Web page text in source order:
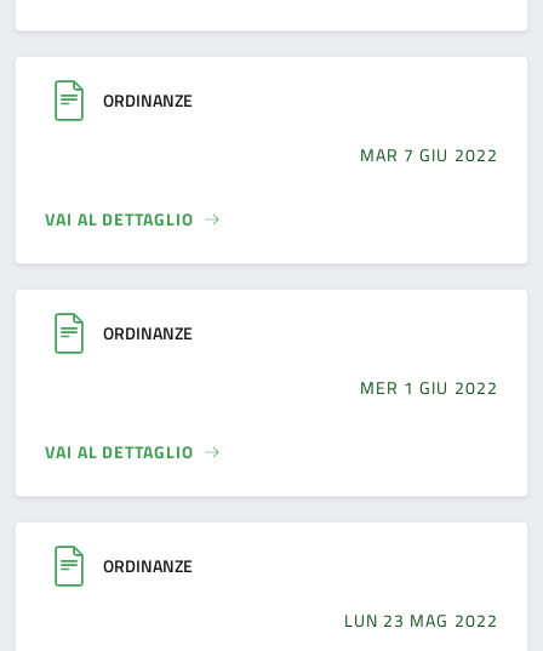
ORDINANZE
MAR 7 GIU 2022
VAI AL DETTAGLIO
ORDINANZE
MER 1 GIU 2022
VAI AL DETTAGLIO
ORDINANZE
LUN 23 MAG 2022